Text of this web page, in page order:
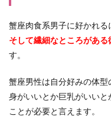
蟹座肉食系男子に好かれる
そして繊細なところがあ
す。
蟹座男性は自分好みの体
身がいいとか巨乳がいいと
ことが必要と言えます。